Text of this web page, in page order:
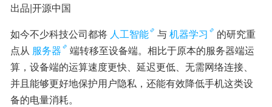
出品|开源中国
如今不少科技公司都将 人工智能 与机器学习
的研究重
点从 服务器
端转移至设备端。相比于原本的服务器端运
算，设备端的运算速度更快、延迟更低、无需网络连接、
并且能够更好地保护用户隐私，还能有效降低手机这类设
备的电量消耗。